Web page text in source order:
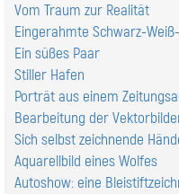
Vom Traum zur Realität
Eingerahmte Schwarz-
Ein süßes Paar
Stiller Hafen
Porträt aus einem
Bearbeitung der
Sich selbst zeichnende
Aquarellbild eines Wolfes
Autoshow: eine